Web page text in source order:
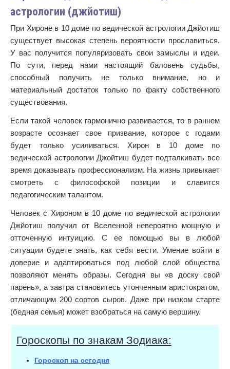
астрологии (джйотиш)
При Хироне в 10 доме по ведической астрологии Джйотиш
существует высокая степень вероятности прославиться.
У вас получится популяризовать свои замыслы и идеи.
По сути, перед нами настоящий баловень судьбы,
способный получить не только внимание, но и
материальный достаток только по факту собственного
существования.
Если такой человек гармонично развивается, то в раннем
возрасте осознает свое призвание, которое с годами
будет только усиливаться. Хирон в 10 доме по
ведической астрологии Джойтиш будет подталкивать все
время доказывать профессионализм. На жизнь привыкает
смотреть с философской позиции и славится
педагогическим талантом.
Человек с Хироном в 10 доме по ведической астрологии
Джйотиш получил от Вселенной невероятно мощную и
отточенную интуицию. С ее помощью вы в любой
ситуации будете знать, как себя вести. Умение войти в
доверие и адаптироваться под любой слой общества
позволяют менять образы. Сегодня вы «в доску свой
парень», а завтра становитесь утонченным аристократом,
отличающим 200 сортов сыров. Даже при низком старте
(бедная семья) может взобраться на самую вершину.
Гороскопы по знакам Зодиака:
Гороскоп на сегодня